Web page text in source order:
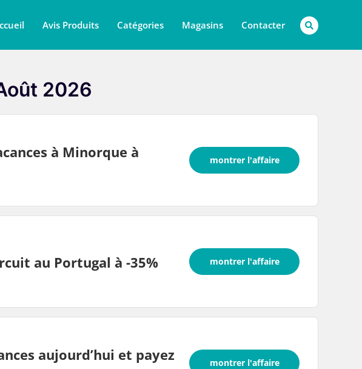
Avis Produits Catégories Magasins Contacter
2026
à Minorque à
montrer l'affaire
au Portugal à -35% montrer l'affaire
aujourd’hui et payez
montrer l'affaire